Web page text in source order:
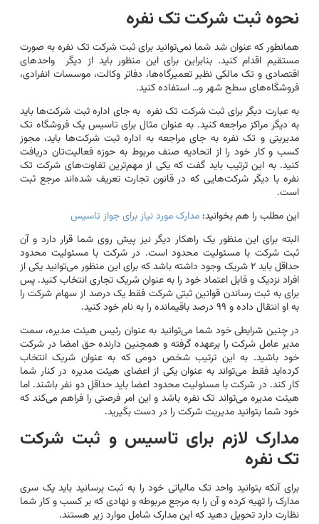
نحوه ثبت شرکت تک نفره
همانطور که عنوان شد شما نمی‌توانید برای ثبت شرکت تک نفره به صورت
مستقیم اقدام کنید. بنابراین برای این منظور باید از دیگر واحدهای
اقتصادی و تک مالکی نظیر تعمیرگاه‌ها، دفاتر وکالت، موسسات انفرادی،
فروشگاه‌های سطح شهر و… استفاده کنید.
به عبارت دیگر برای ثبت شرکت تک نفره ‌ به جای اداره ثبت شرکت‌ها باید
به دیگر مراکز مراجعه کنید. به عنوان مثال برای تاسیس یک فروشگاه تک
مدیریتی و تک نفره به جای مراجعه به اداره ثبت شرکت‌ها باید، مجوز
کسب و کار خود را از اتحادیه صنف مربوط به حوزه فعالیت‌تان دریافت
کنید. به این ترتیب باید گفت که یکی از مهم‌ترین تفاوت‌های شرکت تک
نفره با دیگر شرکت‌هایی که در قانون تجارت تعریف شده‌اند مرجع ثبت
است.
این مطلب را هم بخوانید: مدارک مورد نیاز برای جواز تاسیس
البته برای این منظور یک راهکار دیگر نیز پیش روی شما قرار دارد و آن
ثبت شرکت با مسئولیت محدود است. در شرکت با مسئولیت محدود
حداقل باید ۲ شریک وجود داشته باشد که برای این منظور می‌توانید یکی از
افراد نزدیک و قابل اعتماد خود را به عنوان شریک تجاری انتخاب کنید. پس
برای به ثبت رساندن قوانین ثبتی شرکت فقط یک درصد از سهام شرکت را
به او انتقال داده و ۹۹ درصد باقیمانده را به نام خود کنید.
در چنین شرایطی خود شما می‌توانید به عنوان رئیس هیئت مدیره، سمت
مدیر عامل شرکت را برعهده گرفته و همچنین دارنده حق امضا در شرکت
خود باشید. به این ترتیب شخص دومی که به عنوان شریک انتخاب
کرده‌اید فقط می‌تواند به عنوان یکی از اعضای هیئت مدیره در کنار شما
کار کند. در شرکت با مسئولیت محدود اعضا باید حداقل دو نفر باشند. اما
هیئت مدیره می‌تواند تک نفره باشد و این امر فرصتی را فراهم می‌کند که
خود شما بتوانید مدیریت شرکت را در دست بگیرید.
مدارک لازم برای تاسیس و ثبت شرکت
تک نفره
برای آنکه بتوانید واحد تک مالیاتی خود را به ثبت برسانید باید یک سری
مدارک را تهیه کرده و آن را به مرجع مربوطه و نهادی که بر کسب و کار شما
نظارت دارد تحویل دهید که این مدارک شامل موارد زیر هستند.